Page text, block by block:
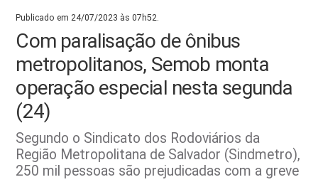
Publicado em 24/07/2023 às 07h52.
Com paralisação de ônibus
metropolitanos, Semob monta
operação especial nesta segunda
(24)
Segundo o Sindicato dos Rodoviários da
Região Metropolitana de Salvador (Sindmetro),
250 mil pessoas são prejudicadas com a greve